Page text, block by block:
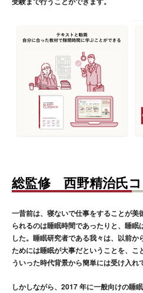
総監修 西野精治氏コ
一昔前は、寝ないで仕事をすることが
られるのは睡眠時間であったりと、睡
した。睡眠研究者である我々は、以前
ためには睡眠が大事だということを、こ
ういった時代背景から簡単には受け入れ
しかしながら、2017 年に一般向けの睡